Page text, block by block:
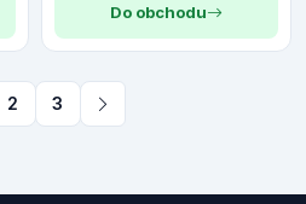
Do obchodu
2 3